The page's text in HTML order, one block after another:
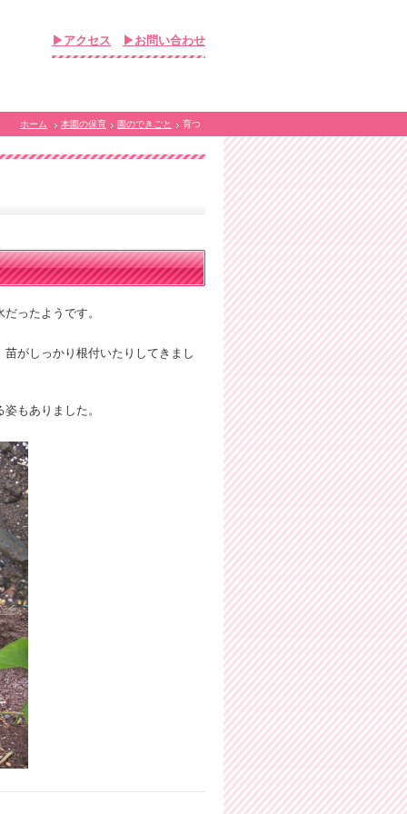
▶アクセス ▶お問い合わせ
ホーム 本園の保育 園のできごと 育つ
ったようです。
がしっかり根付いたりしてきまし
もありました。